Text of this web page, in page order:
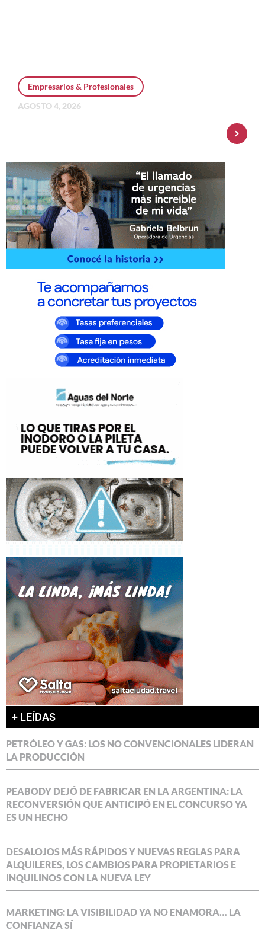
Empresarios & Profesionales
AGOSTO 4, 2026
+ LEÍDAS
PETRÓLEO Y GAS: LOS NO CONVENCIONALES LIDERAN
LA PRODUCCIÓN
PEABODY DEJÓ DE FABRICAR EN LA ARGENTINA: LA
RECONVERSIÓN QUE ANTICIPÓ EN EL CONCURSO YA
ES UN HECHO
DESALOJOS MÁS RÁPIDOS Y NUEVAS REGLAS PARA
ALQUILERES, LOS CAMBIOS PARA PROPIETARIOS E
INQUILINOS CON LA NUEVA LEY
MARKETING: LA VISIBILIDAD YA NO ENAMORA… LA
CONFIANZA SÍ